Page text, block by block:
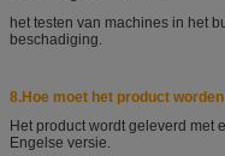
het testen van machines in het
beschadiging.
8.Hoe moet het product
Het product wordt geleverd met
Engelse versie.